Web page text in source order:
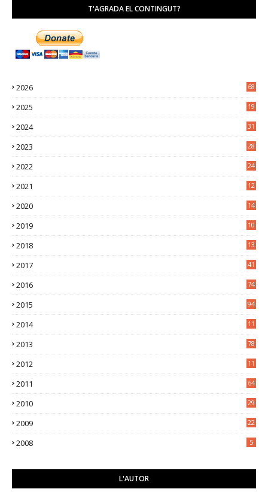
T'AGRADA EL CONTINGUT?
2026 68
2025
19
2024
31
2023
28
2022
24
2021
12
2020
14
2019
10
2018
13
2017 41
2016 74
2015 94
2014
11
2013 78
2012
11
2011 64
2010 29
2009 22
2008 5
L'AUTOR